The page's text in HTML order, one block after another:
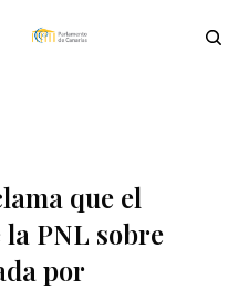
que el
PNL sobre
por